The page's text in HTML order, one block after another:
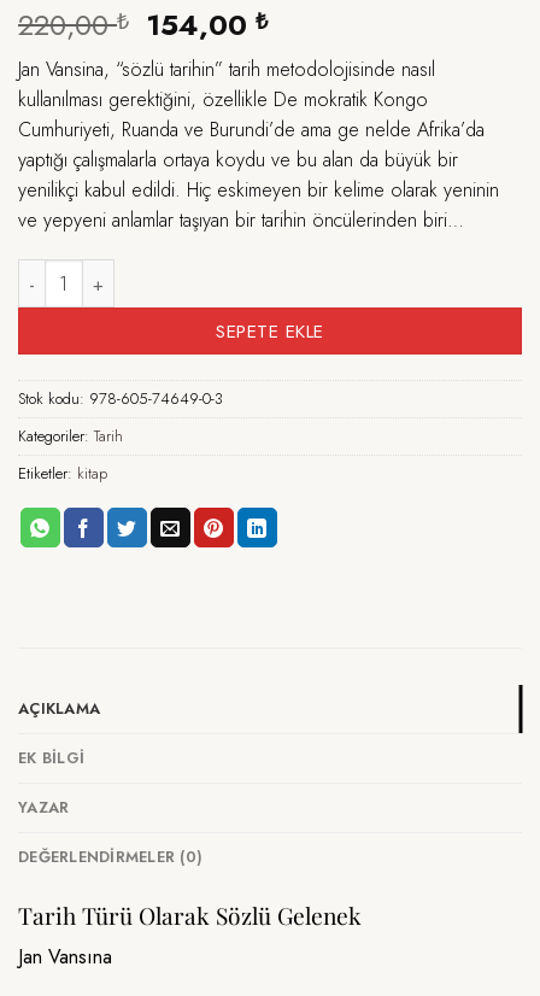
220,00₺ Orijinal
fiyat:
220,00 ₺.
154,00₺Şu
andaki
fiyat:
154,00 ₺.
Jan Vansina, “sözlü tarihin” tarih metodolojisinde nasıl
kullanılması gerektiğini, özellikle De mokratik Kongo
Cumhuriyeti, Ruanda ve Burundi’de ama ge nelde Afrika’da
yaptığı çalışmalarla ortaya koydu ve bu alan da büyük bir
yenilikçi kabul edildi. Hiç eskimeyen bir kelime olarak yeninin
ve yepyeni anlamlar taşıyan bir tarihin öncülerinden biri…
Tarih Türü Olarak Sözlü Gelenek adet
SEPETE EKLE
Stok kodu: 978-605-74649-0-3
Kategoriler:Tarih
Etiketler: kitap
AÇIKLAMA
EK BILGI
YAZAR
DEĞERLENDIRMELER (0)
Tarih Türü Olarak Sözlü Gelenek
Jan Vansına